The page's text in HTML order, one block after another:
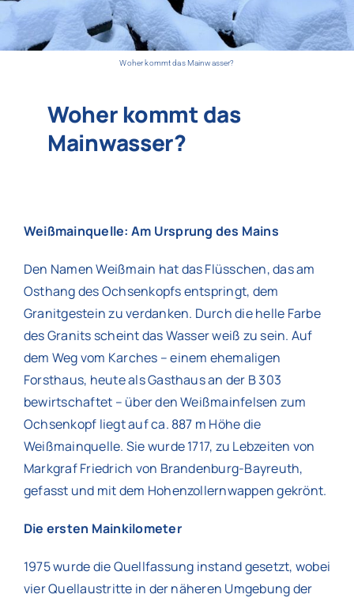
Woher kommt das Mainwasser?
Woher kommt das
Mainwasser?
Weißmainquelle: Am Ursprung des Mains
Den Namen Weißmain hat das Flüsschen, das am
Osthang des Ochsenkopfs entspringt, dem
Granitgestein zu verdanken. Durch die helle Farbe
des Granits scheint das Wasser weiß zu sein. Auf
dem Weg vom Karches – einem ehemaligen
Forsthaus, heute als Gasthaus an der B 303
bewirtschaftet – über den Weißmainfelsen zum
Ochsenkopf liegt auf ca. 887 m Höhe die
Weißmainquelle. Sie wurde 1717, zu Lebzeiten von
Markgraf Friedrich von Brandenburg-Bayreuth,
gefasst und mit dem Hohenzollernwappen gekrönt.
Die ersten Mainkilometer
1975 wurde die Quellfassung instand gesetzt, wobei
vier Quellaustritte in der näheren Umgebung der